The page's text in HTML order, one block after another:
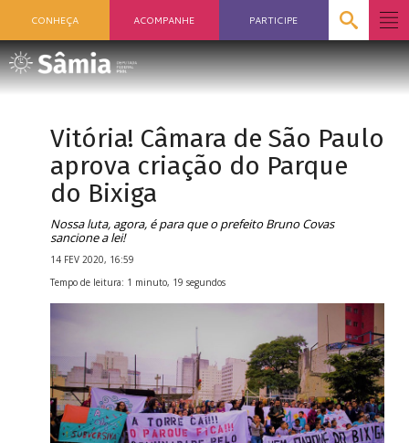
CONHEÇA ACOMPANHE PARTICIPE
Vitória! Câmara de São Paulo
aprova criação do Parque
do Bixiga
Nossa luta, agora, é para que o prefeito Bruno Covas
sancione a lei!
14 FEV 2020, 16:59
Tempo de leitura: 1 minuto, 19 segundos